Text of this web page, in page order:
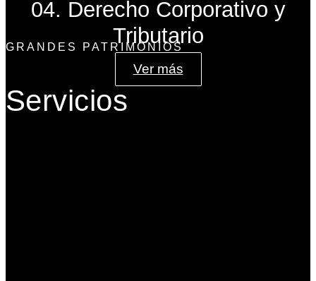
04. Derecho Corporativo y
Tributario
Ver más
GRANDES PATRIMONIOS
Servicios